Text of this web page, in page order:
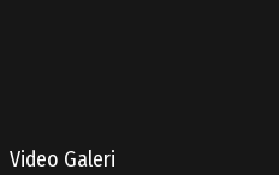
Video Galeri